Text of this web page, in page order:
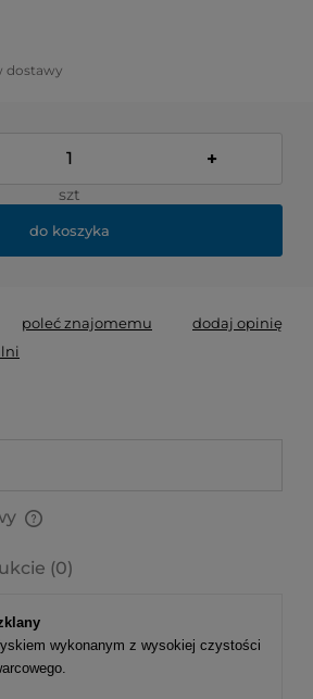
dostawy
+
szt
do koszyka
poleć znajomemu
dodaj opinię
(0)
wykonanym z wysokiej czystości